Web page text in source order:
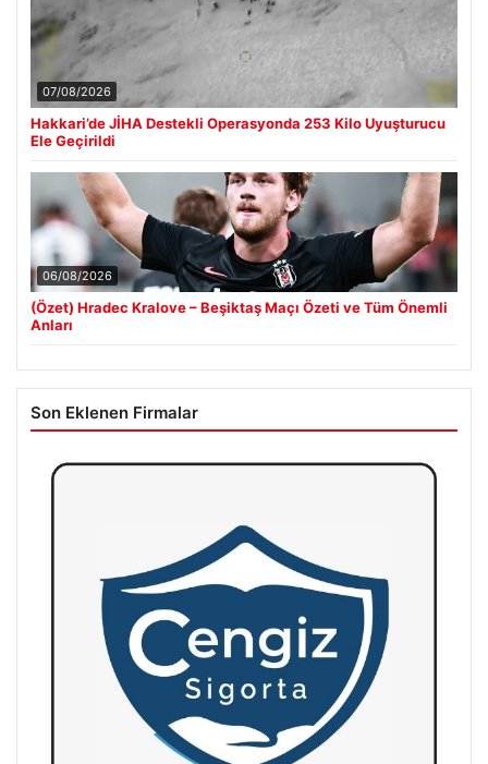
07/08/2026
Hakkari’de JİHA Destekli Operasyonda 253 Kilo Uyuşturucu
Ele Geçirildi
06/08/2026
(Özet) Hradec Kralove – Beşiktaş Maçı Özeti ve Tüm Önemli
Anları
Son Eklenen Firmalar